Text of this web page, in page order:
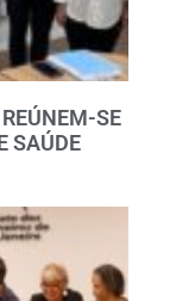
SE
SAÚDE